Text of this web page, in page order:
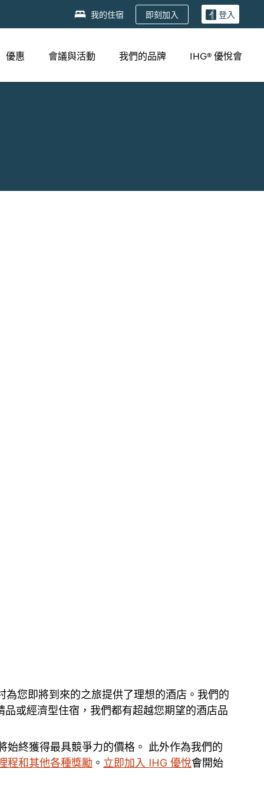
我的住宿 即刻加入 登入
優惠 會議與活動 我們的品牌 IHG® 優悅會
您即將到來的之旅提供了理想的酒店。我們的
或經濟型住宿，我們都有超越您期望的酒店品
終獲得最具競爭力的價格。 此外作為我們的
程和其他各種獎勵 。 立即加入 IHG 優悅會開始